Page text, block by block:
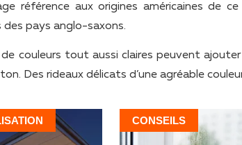
référence aux origines américaines de
des pays anglo-saxons.
couleurs tout aussi claires peuvent
Des rideaux délicats d’une agréable
CONSEILS